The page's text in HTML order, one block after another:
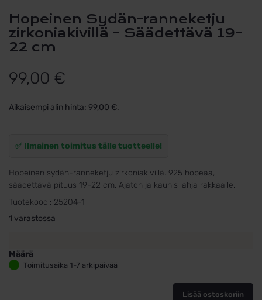
Hopeinen Sydän-ranneketju
zirkoniakivillä – Säädettävä 19–
22 cm
99,00 €
Aikaisempi alin hinta: 99,00 €.
✅ Ilmainen toimitus tälle tuotteelle!
Hopeinen sydän-ranneketju zirkoniakivillä. 925 hopeaa,
säädettävä pituus 19–22 cm. Ajaton ja kaunis lahja rakkaalle.
Tuotekoodi: 25204-1
1 varastossa
Määrä
Hopeinen
Toimitusaika 1-7 arkipäivää
Lisää ostoskoriin